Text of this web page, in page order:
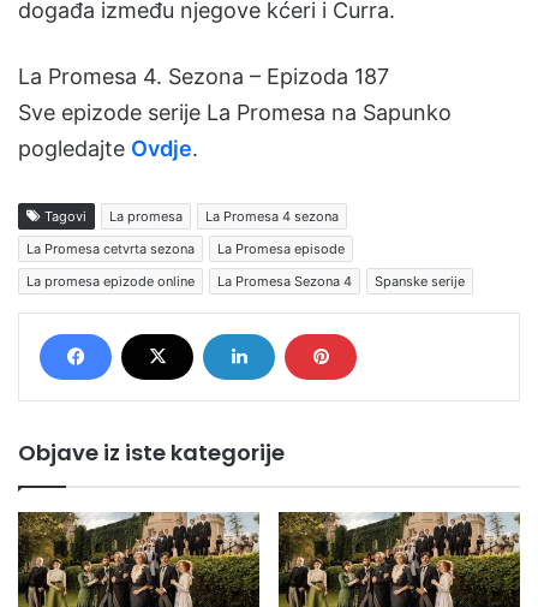
događa između njegove kćeri i Curra.
La Promesa 4. Sezona – Epizoda 187
Sve epizode serije La Promesa na Sapunko
pogledajte Ovdje.
Tagovi La promesa
La Promesa 4 sezona
La Promesa cetvrta sezona
La Promesa episode
La promesa epizode online
La Promesa Sezona 4 Spanske serije
Objave iz iste kategorije